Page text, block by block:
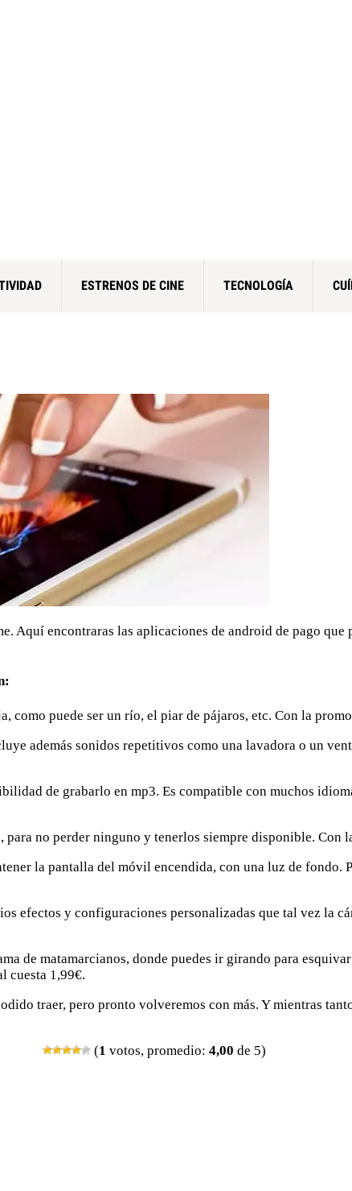
ESTRENOS DE CINE TECNOLOGÍA
Aquí encontraras las aplicaciones de android de pago
como puede ser un río, el piar de pájaros, etc. Con la
además sonidos repetitivos como una lavadora o un
de grabarlo en mp3. Es compatible con muchos
para no perder ninguno y tenerlos siempre disponible. Con
la pantalla del móvil encendida, con una luz de
efectos y configuraciones personalizadas que tal vez la
de matamarcianos, donde puedes ir girando para
cuesta 1,99€.
traer, pero pronto volveremos con más. Y mientras
(1 votos, promedio: 4,00 de 5)